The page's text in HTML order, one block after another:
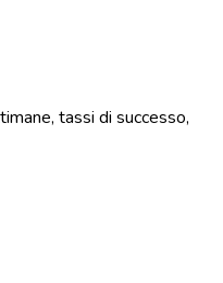
tassi di successo,